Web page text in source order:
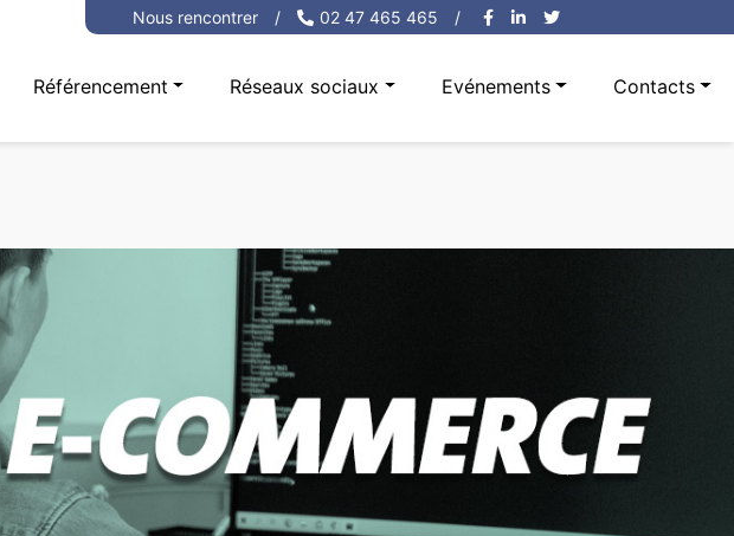
Nous rencontrer / 02 47 465 465 /
Référencement Réseaux sociaux Evénements Contacts